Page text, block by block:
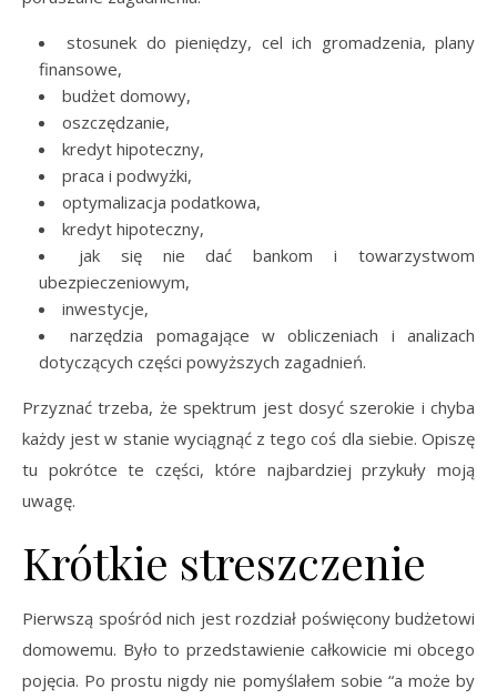
stosunek do pieniędzy, cel ich gromadzenia, plany
finansowe,
budżet domowy,
oszczędzanie,
kredyt hipoteczny,
praca i podwyżki,
optymalizacja podatkowa,
kredyt hipoteczny,
jak się nie dać bankom i towarzystwom
ubezpieczeniowym,
inwestycje,
narzędzia pomagające w obliczeniach i analizach
dotyczących części powyższych zagadnień.
Przyznać trzeba, że spektrum jest dosyć szerokie i chyba
każdy jest w stanie wyciągnąć z tego coś dla siebie. Opiszę
tu pokrótce te części, które najbardziej przykuły moją
uwagę.
Krótkie streszczenie
Pierwszą spośród nich jest rozdział poświęcony budżetowi
domowemu. Było to przedstawienie całkowicie mi obcego
pojęcia. Po prostu nigdy nie pomyślałem sobie “a może by